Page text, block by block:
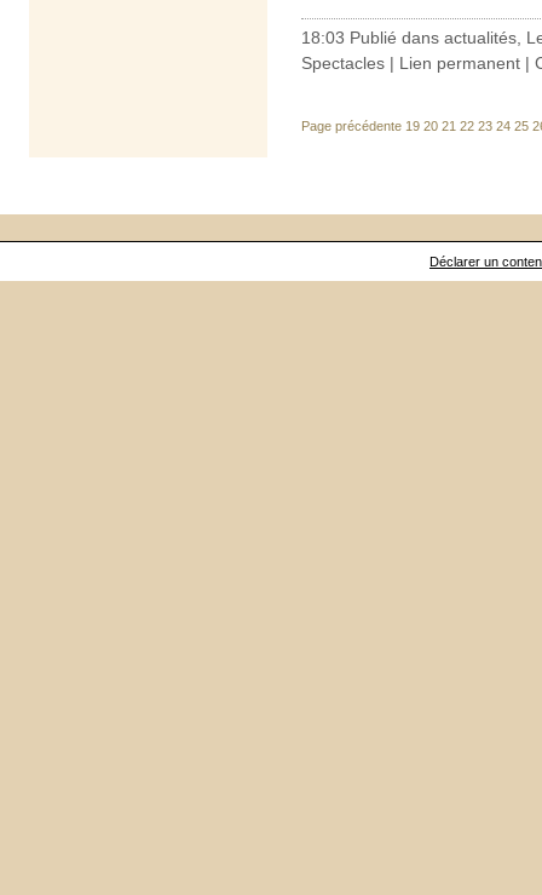
18:03 Publié dans actualités
Spectacles | Lien permanent |
Page précédente 19 20 21 22 23 24 25
Déclarer un